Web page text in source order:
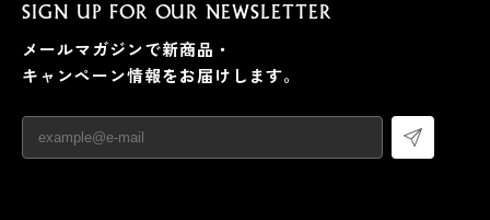
SIGN UP FOR OUR NEWSLETTER
メールマガジンで新商品・
キャンペーン情報をお届けします。